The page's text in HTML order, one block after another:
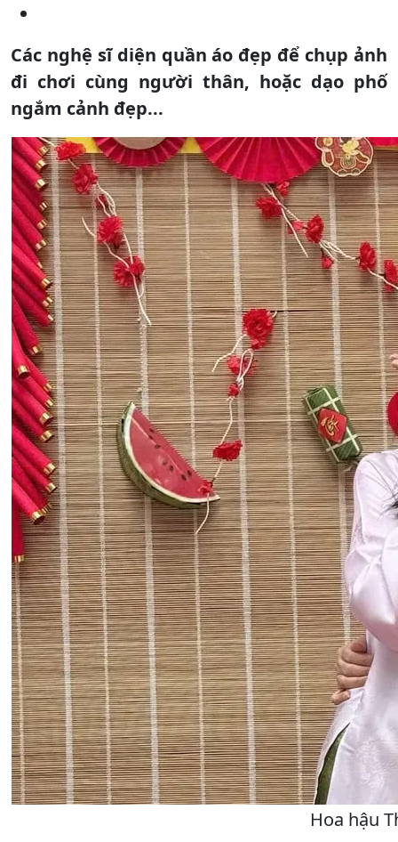
Các nghệ sĩ diện quần áo đẹp để chụp ảnh
đi chơi cùng người thân, hoặc dạo phố
ngắm cảnh đẹp...
Hoa hậu